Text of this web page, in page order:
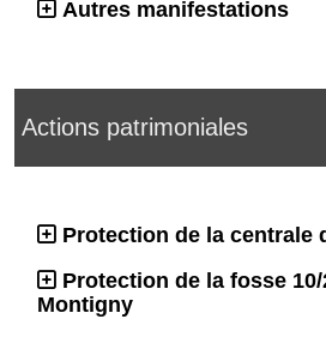
Autres manifestations
Actions patrimoniales
Protection de la centrale
Protection de la fosse
Montigny